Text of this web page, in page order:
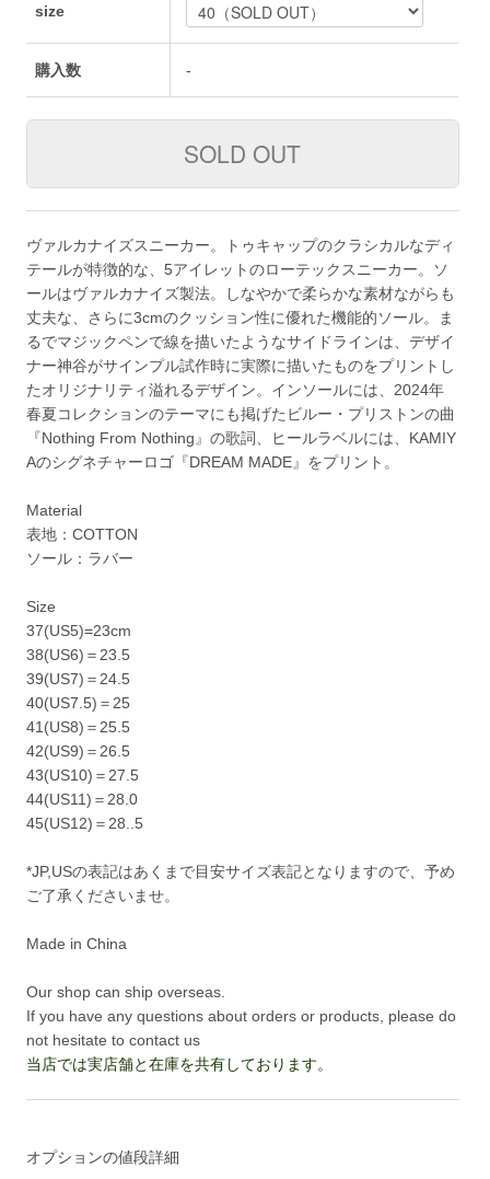
size
購入数 -
ヴァルカナイズスニーカー。トゥキャップのクラシカルなディ
テールが特徴的な、5アイレットのローテックスニーカー。ソ
ールはヴァルカナイズ製法。しなやかで柔らかな素材ながらも
丈夫な、さらに3cmのクッション性に優れた機能的ソール。ま
るでマジックペンで線を描いたようなサイドラインは、デザイ
ナー神谷がサインプル試作時に実際に描いたものをプリントし
たオリジナリティ溢れるデザイン。インソールには、2024年
春夏コレクションのテーマにも掲げたビルー・プリストンの曲
『Nothing From Nothing』の歌詞、ヒールラベルには、KAMIY
Aのシグネチャーロゴ『DREAM MADE』をプリント。
Material
表地：COTTON
ソール：ラバー
Size
37(US5)=23cm
38(US6)＝23.5
39(US7)＝24.5
40(US7.5)＝25
41(US8)＝25.5
42(US9)＝26.5
43(US10)＝27.5
44(US11)＝28.0
45(US12)＝28..5
*JP,USの表記はあくまで目安サイズ表記となりますので、予め
ご了承くださいませ。
Made in China
Our shop can ship overseas.
If you have any questions about orders or products, please do
not hesitate to contact us
当店では実店舗と在庫を共有しております。
オプションの値段詳細